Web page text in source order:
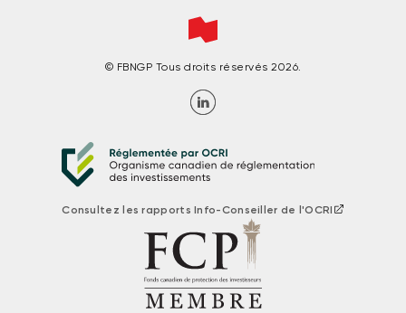
© FBNGP Tous droits réservés 2026.
Consultez les rapports Info-Conseiller de l'OCRI